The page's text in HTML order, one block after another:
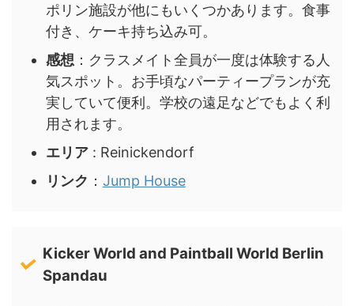
ポリン施設が他にもいくつかあります。食事
付き、ケーキ持ち込み可。
感想：クラスメイト全員が一度は体験する人
気スポット。お手頃なパーティープランが充
実していて便利。学校の遠足などでもよく利
用されます。
エリア: Reinickendorf
リンク ： Jump House
Kicker World and Paintball World Berlin
Spandau